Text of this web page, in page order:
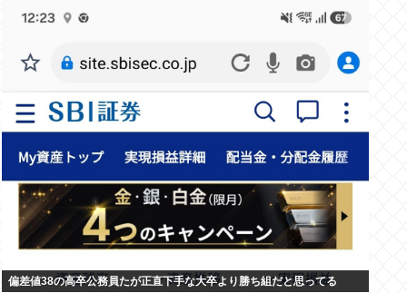
偏差値38の高卒公務員たが正直下手な大卒より勝ち組だと思ってる